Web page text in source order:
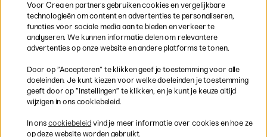
Ireland
Germany
UK
EU
gelden voor volumineuze producten.
Snel en veilig met creditcard of iDEAL
Voor Crea en partners gebruiken cookies en vergelijkbare
technologieën om content en advertenties te personaliseren,
functies voor sociale media aan te bieden en verkeer te
analyseren. We kunnen informatie delen om relevantere
advertenties op onze website en andere platforms te tonen.
Door op ”Accepteren” te klikken geef je toestemming voor alle
doeleinden. Je kunt kiezen voor welke doeleinden je toestemming
geeft door op ”Instellingen” te klikken, en je kunt je keuze altijd
wijzigen in ons cookiebeleid.
In ons cookiebeleid vind je meer informatie over cookies en hoe ze
op deze website worden gebruikt.